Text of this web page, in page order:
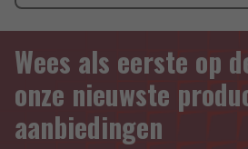
Wees als eerste op
onze nieuwste
aanbiedingen